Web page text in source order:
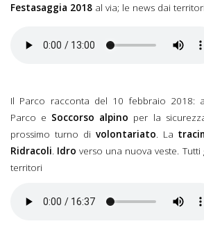
Festasaggia 2018 al via; le news dai
Il Parco
Il Parco racconta del 10 febbraio 2018:
Parco e Soccorso alpino per la
prossimo turno di volontariato. La
Ridracoli. Idro verso una nuova veste.
territori